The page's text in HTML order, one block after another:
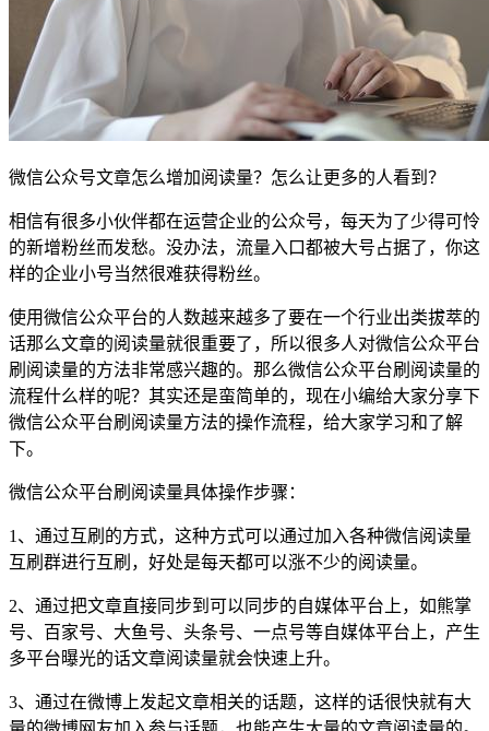
微信公众号文章怎么增加阅读量？怎么让更多的人看到？
相信有很多小伙伴都在运营企业的公众号，每天为了少得可怜
的新增粉丝而发愁。没办法，流量入口都被大号占据了，你这
样的企业小号当然很难获得粉丝。
使用微信公众平台的人数越来越多了要在一个行业出类拔萃的
话那么文章的阅读量就很重要了，所以很多人对微信公众平台
刷阅读量的方法非常感兴趣的。那么微信公众平台刷阅读量的
流程什么样的呢？其实还是蛮简单的，现在小编给大家分享下
微信公众平台刷阅读量方法的操作流程，给大家学习和了解
下。
微信公众平台刷阅读量具体操作步骤：
1、通过互刷的方式，这种方式可以通过加入各种微信阅读量
互刷群进行互刷，好处是每天都可以涨不少的阅读量。
2、通过把文章直接同步到可以同步的自媒体平台上，如熊掌
号、百家号、大鱼号、头条号、一点号等自媒体平台上，产生
多平台曝光的话文章阅读量就会快速上升。
3、通过在微博上发起文章相关的话题，这样的话很快就有大